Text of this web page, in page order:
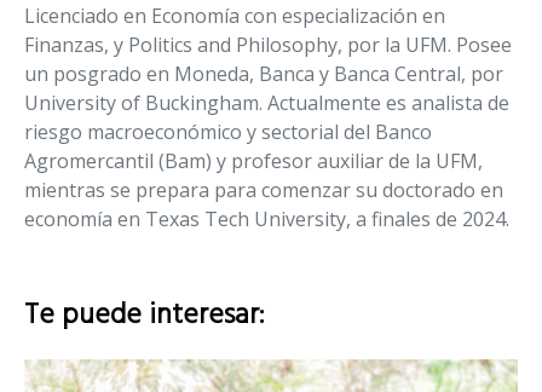
Licenciado en Economía con especialización en
Finanzas, y Politics and Philosophy, por la UFM. Posee
un posgrado en Moneda, Banca y Banca Central, por
University of Buckingham. Actualmente es analista de
riesgo macroeconómico y sectorial del Banco
Agromercantil (Bam) y profesor auxiliar de la UFM,
mientras se prepara para comenzar su doctorado en
economía en Texas Tech University, a finales de 2024.
Te puede interesar: